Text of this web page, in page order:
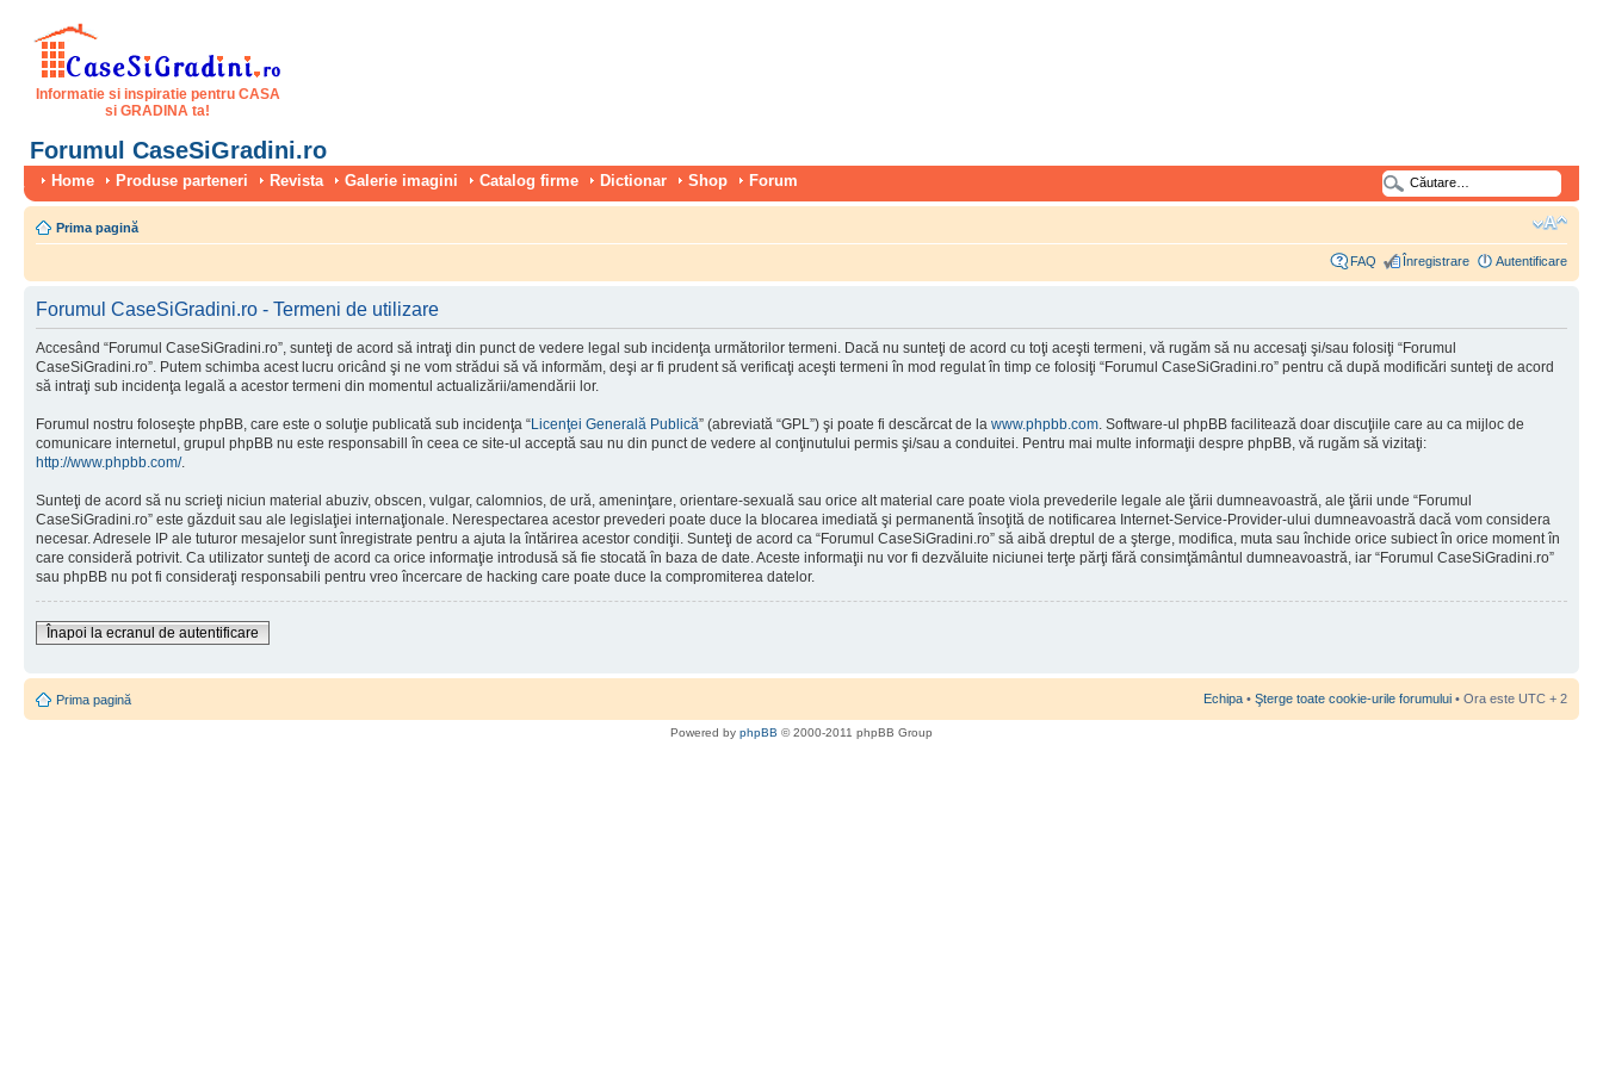
Informatie si inspiratie pentru CASA
si GRADINA ta!
Forumul CaseSiGradini.ro
Home Produse parteneri Revista Galerie imagini Catalog firme Dictionar Shop Forum
Prima pagină
FAQ Înregistrare Autentificare
Forumul CaseSiGradini.ro - Termeni de utilizare
Accesând “Forumul CaseSiGradini.ro”, sunteţi de acord să intraţi din punct de vedere legal sub incidenţa următorilor termeni. Dacă nu sunteţi de acord cu toţi aceşti termeni, vă rugăm să nu accesaţi şi/sau folosiţi “Forumul
CaseSiGradini.ro”. Putem schimba acest lucru oricând şi ne vom strădui să vă informăm, deşi ar fi prudent să verificaţi aceşti termeni în mod regulat în timp ce folosiţi “Forumul CaseSiGradini.ro” pentru că după modificări sunteţi de acord
să intraţi sub incidenţa legală a acestor termeni din momentul actualizării/amendării lor.
Forumul nostru foloseşte phpBB, care este o soluţie publicată sub incidenţa “Licenţei Generală Publică” (abreviată “GPL”) şi poate fi descărcat de la www.phpbb.com. Software-ul phpBB facilitează doar discuţiile care au ca mijloc de
comunicare internetul, grupul phpBB nu este responsabill în ceea ce site-ul acceptă sau nu din punct de vedere al conţinutului permis şi/sau a conduitei. Pentru mai multe informaţii despre phpBB, vă rugăm să vizitaţi:
http://www.phpbb.com/.
Sunteţi de acord să nu scrieţi niciun material abuziv, obscen, vulgar, calomnios, de ură, ameninţare, orientare-sexuală sau orice alt material care poate viola prevederile legale ale ţării dumneavoastră, ale ţării unde “Forumul
CaseSiGradini.ro” este găzduit sau ale legislaţiei internaţionale. Nerespectarea acestor prevederi poate duce la blocarea imediată şi permanentă însoţită de notificarea Internet-Service-Provider-ului dumneavoastră dacă vom considera
necesar. Adresele IP ale tuturor mesajelor sunt înregistrate pentru a ajuta la întărirea acestor condiţii. Sunteţi de acord ca “Forumul CaseSiGradini.ro” să aibă dreptul de a şterge, modifica, muta sau închide orice subiect în orice moment în
care consideră potrivit. Ca utilizator sunteţi de acord ca orice informaţie introdusă să fie stocată în baza de date. Aceste informaţii nu vor fi dezvăluite niciunei terţe părţi fără consimţământul dumneavoastră, iar “Forumul CaseSiGradini.ro”
sau phpBB nu pot fi consideraţi responsabili pentru vreo încercare de hacking care poate duce la compromiterea datelor.
Înapoi la ecranul de autentificare
Prima pagină Echipa • Şterge toate cookie-urile forumului • Ora este UTC + 2
Powered by phpBB © 2000-2011 phpBB Group